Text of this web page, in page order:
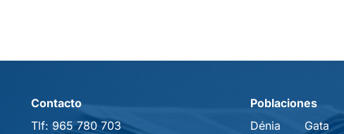
Contacto
Tlf: 965 780 703
Poblaciones
Dénia
Gata